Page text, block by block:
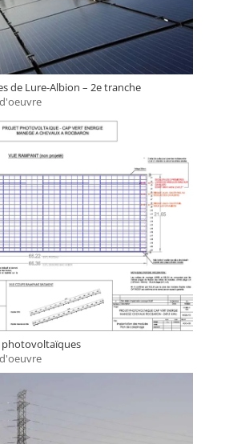
de Lure-Albion – 2e tranche
photovoltaïques